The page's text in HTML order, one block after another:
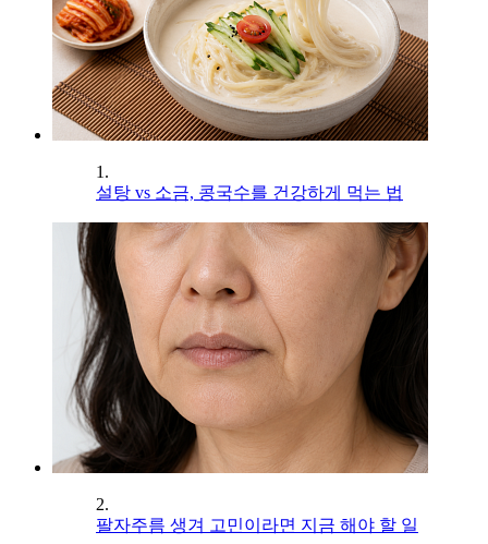
1.
설탕 vs 소금, 콩국수를 건강하게 먹는 법
2.
팔자주름 생겨 고민이라면 지금 해야 할 일